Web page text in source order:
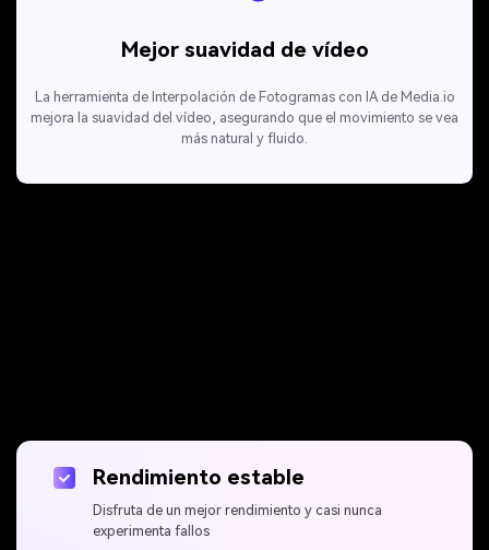
Mejor suavidad de vídeo
La herramienta de Interpolación de Fotogramas con IA de Media.io
mejora la suavidad del vídeo, asegurando que el movimiento se vea
más natural y fluido.
Rendimiento estable
Disfruta de un mejor rendimiento y casi nunca
experimenta fallos